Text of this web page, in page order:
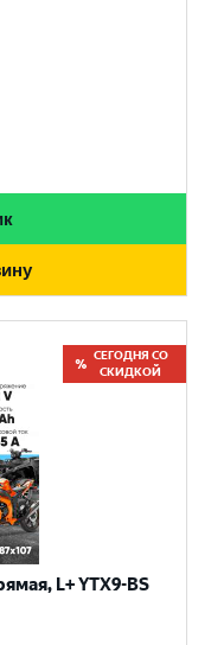
СЕГОДНЯ СО
СКИДКОЙ
L+ YTX9-BS